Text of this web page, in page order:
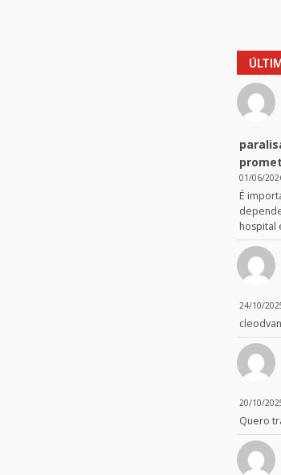
01/06/
É
hospital
24/10/
20/10/
Quero